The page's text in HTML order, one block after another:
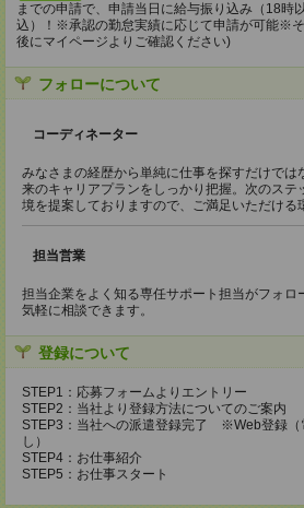
までの申請で、申請当日に給与振り込み（18時
込）！※承認の勤怠実績に応じて申請が可能※
後にマイページよりご確認ください)
フォローについて
コーディネーター
みなさまの経歴から単純に仕事を探すだけでは
来のキャリアプランをしっかり把握。次のステ
境を提案しておりますので、ご満足いただける
担当営業
担当企業をよく知る専任サポート担当がフォロ
気軽に相談できます。
登録について
STEP1：応募フォームよりエントリー
STEP2：当社より登録方法についてのご案内
STEP3：当社への派遣登録完了 ※Web登録（
し）
STEP4：お仕事紹介
STEP5：お仕事スタート